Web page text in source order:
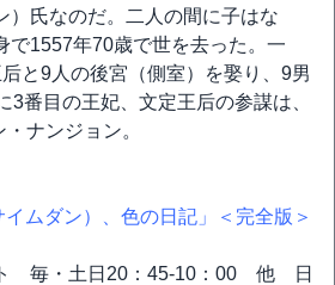
）氏なのだ。二人の間に子はな
で1557年70歳で世を去った。一
と9人の後宮（側室）を娶り、9男
3番目の王妃、文定王后の参謀は、
ナンジョン。
ムダン）、色の日記」＜完全版＞
毎・土日20：45-10：00 他 日